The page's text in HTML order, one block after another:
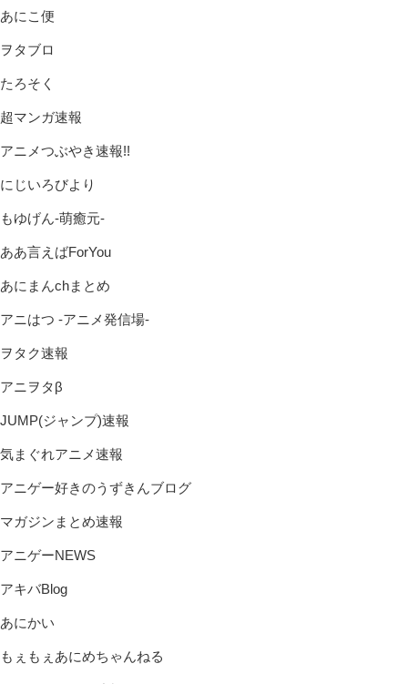
あにこ便
ヲタブロ
たろそく
超マンガ速報
アニメつぶやき速報!!
にじいろびより
もゆげん-萌癒元-
ああ言えばForYou
あにまんchまとめ
アニはつ -アニメ発信場-
ヲタク速報
アニヲタβ
JUMP(ジャンプ)速報
気まぐれアニメ速報
アニゲー好きのうずきんブログ
マガジンまとめ速報
アニゲーNEWS
アキバBlog
あにかい
もぇもぇあにめちゃんねる